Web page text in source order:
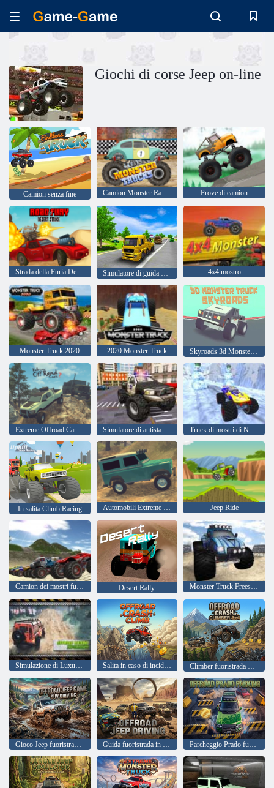
Giochi di corse Jeep on-line
Camion senza fine Camion Monster Racing Prove di camion
Strada della Furia Desert Strike 4x4 mostro
Monster Truck 2020 2020 Monster Truck Skyroads 3d Monster Truck
Extreme Offroad Cars 2 Simulatore di autista di camion della polizia Truck di mostri di Natale
In salita Climb Racing Automobili Extreme OffRoad Jeep Ride
Camion dei mostri fuoristrada Desert Rally Monster Truck Freestyle
Simulazione di Luxury Prado di Luxury Crazy Ofroad Salita in caso di incidente fuoristrada Climber fuoristrada 4X4
Gioco Jeep fuoristrada Guida su SUV Guida fuoristrada in jeep Parcheggio Prado fuoristrada